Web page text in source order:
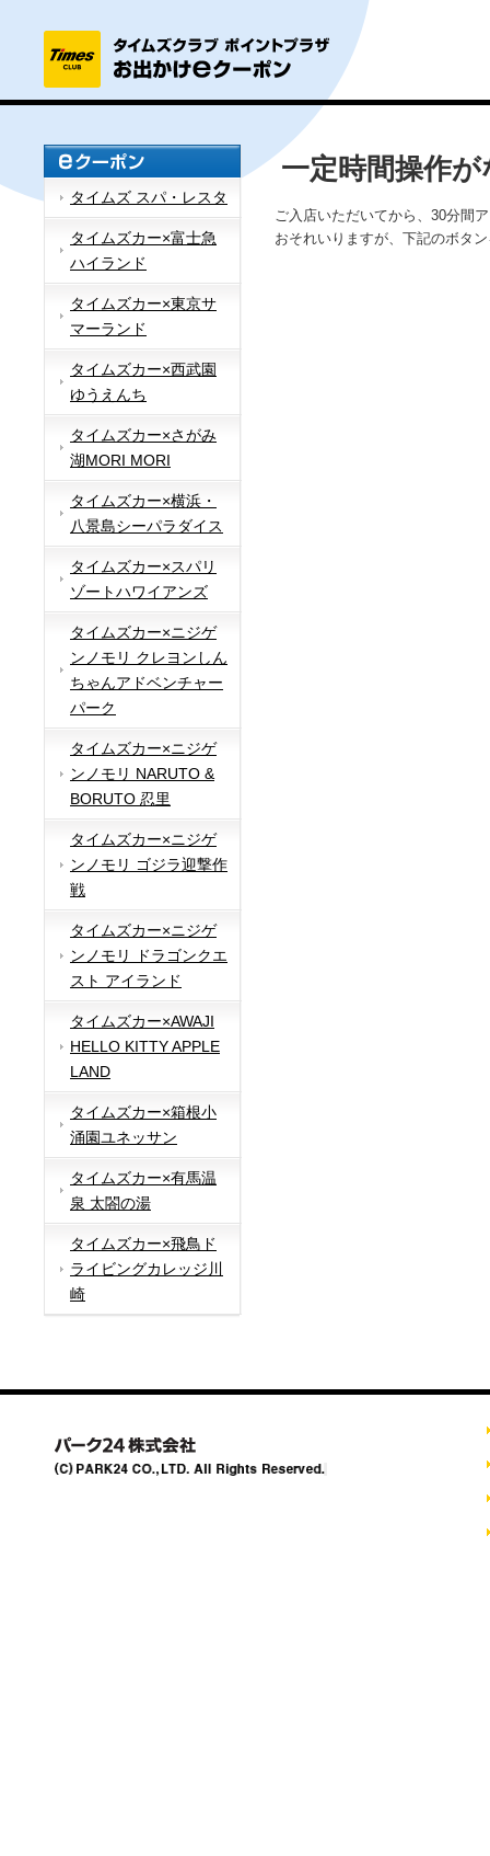
タイムズ スパ・レスタ
タイムズカー×富士急
ハイランド
タイムズカー×東京サ
マーランド
タイムズカー×西武園
ゆうえんち
タイムズカー×さがみ
湖MORI MORI
タイムズカー×横浜・
八景島シーパラダイス
タイムズカー×スパリ
ゾートハワイアンズ
タイムズカー×ニジゲ
ンノモリ クレヨンしん
ちゃんアドベンチャー
パーク
タイムズカー×ニジゲ
ンノモリ NARUTO &
BORUTO 忍里
タイムズカー×ニジゲ
ンノモリ ゴジラ迎撃作
戦
タイムズカー×ニジゲ
ンノモリ ドラゴンクエ
スト アイランド
タイムズカー×AWAJI
HELLO KITTY APPLE
LAND
タイムズカー×箱根小
涌園ユネッサン
タイムズカー×有馬温
泉 太閤の湯
タイムズカー×飛鳥ド
ライビングカレッジ川
崎
一定時間操作
ご入店いただいてから、30分間
おそれいりますが、下記のボタ